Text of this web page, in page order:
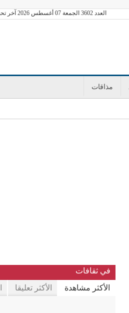
العدد 3602 الجمعة 07 أغسطس 2026 آخر تحديث GMT 12:49
مذاقات
في ثقافات
الأكثر مشاهدة الأكثر تعليقا